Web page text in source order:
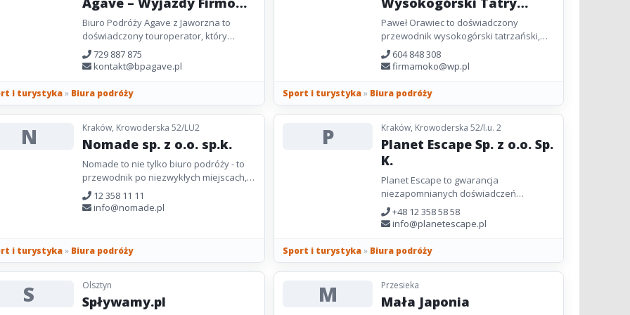
| Grupowe | Pielgrzymki |
Enoturystyka
Biuro Podróży Agave z Jaworzna to
doświadczony touroperator, który
specjalizuje się w kompleksowej
organizacji wyjazdów dla firm, grup...
729 887 875
kontakt@bpagave.pl
i turystyka» Biura podróży
Paweł Orawiec
Paweł Orawiec to doświadczony
przewodnik wysokogórski tatrzański,
instruktor Polskiego Związku Alpinizmu
(PZA) oraz ratownik TOPR. Oferuje...
604 848 308
firmamoko@wp.pl
Sport i turystyka» Biura podróży
N Kraków, Krowoderska 52/LU2
Nomade sp. z o.o. sp.k.
Nomade to nie tylko biuro podróży - to
przewodnik po niezwykłych miejscach,
gdzie podróż staje się sztuką życia.
Specjalizujemy się...
12 358 11 11
info@nomade.pl
i turystyka» Biura podróży
P Kraków, Krowoderska 52/l.u. 2
Planet Escape Sp. z o.o. Sp.
K.
Planet Escape to gwarancja
niezapomnianych doświadczeń
podróżniczych dla tych, którzy pragną
uniknąć utartych szlaków
turystycznych....
+48 12 358 58 58
info@planetescape.pl
Sport i turystyka» Biura podróży
S Olsztyn
Spływamy.pl M Przesieka
Mała Japonia